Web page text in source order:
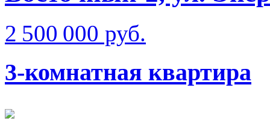
2 500 000 руб.
3-комнатная квартира